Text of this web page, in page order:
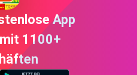
App
1100+